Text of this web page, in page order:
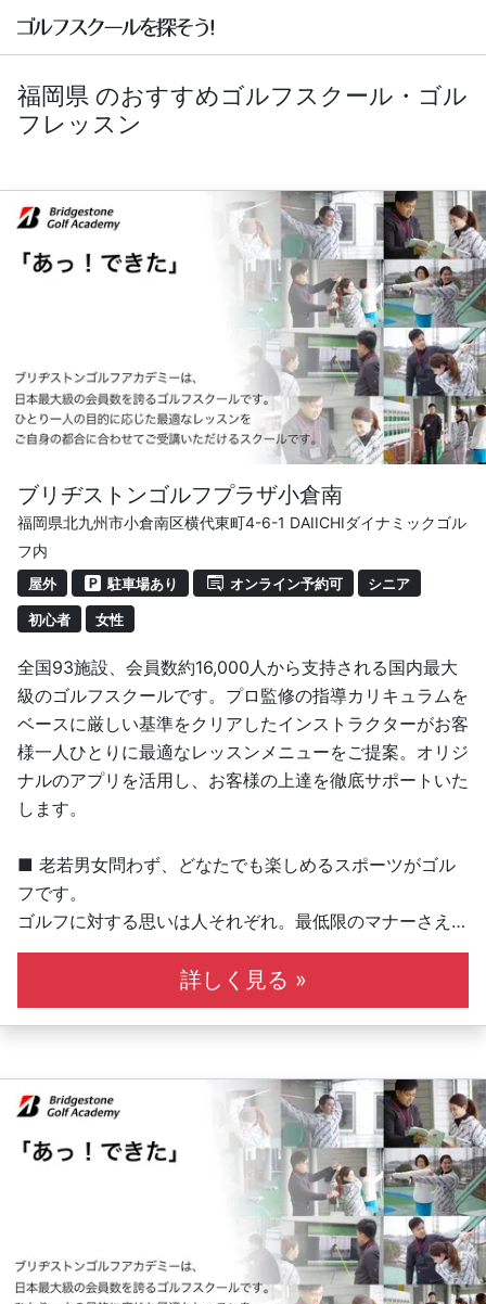
福岡県 のおすすめゴルフスクール・ゴル
フレッスン
ブリヂストンゴルフプラザ小倉南
福岡県北九州市小倉南区横代東町4-6-1 DAIICHIダイナミックゴル
フ内
屋外 駐車場あり オンライン予約可 シニア
初心者 女性
全国93施設、会員数約16,000人から支持される国内最大
級のゴルフスクールです。プロ監修の指導カリキュラムを
ベースに厳しい基準をクリアしたインストラクターがお客
様一人ひとりに最適なレッスンメニューをご提案。オリジ
ナルのアプリを活用し、お客様の上達を徹底サポートいた
します。
■ 老若男女問わず、どなたでも楽しめるスポーツがゴル
フです。
ゴルフに対する思いは人それぞれ。最低限のマナーさえ守
れば、楽しみ方はたくさんあります。私たちはこれを「ゴ
ルフィング」と呼んでいます。我々ブリヂストンのインス
トラクターが、皆さんのゴルフィングをより楽しいものに
■ ステップアップレッスン
ブリヂストンゴルフアカデミーのステップアップシステム
™により、はじめてクラブを握る初心者の方から、伸び悩
んでいる人、もっと楽しみたい人、プロを目指すジュニ
ア、ひとりひとりにあわせたレッスンが可能です。
・少人数制で充実したレッスン
・6名定員の少人数制レッスンです。
詳しく見る »